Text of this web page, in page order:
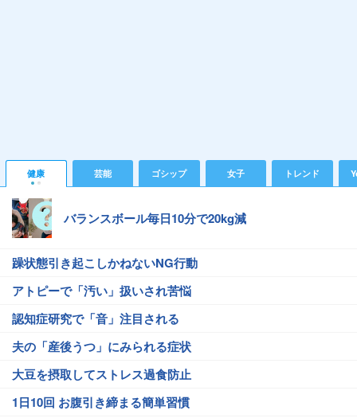
健康 芸能 ゴシップ 女子 トレンド
バランスボール毎日10分で20kg減
躁状態引き起こしかねないNG行動
アトピーで「汚い」扱いされ苦悩
認知症研究で「音」注目される
夫の「産後うつ」にみられる症状
大豆を摂取してストレス過食防止
1日10回 お腹引き締まる簡単習慣